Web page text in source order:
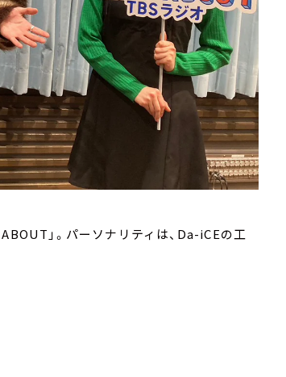
」。パーソナリティは、Da-iCEの工